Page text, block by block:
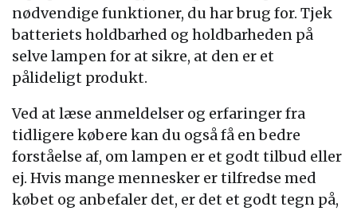
nødvendige funktioner, du har brug for. Tjek
batteriets holdbarhed og holdbarheden på
selve lampen for at sikre, at den er et
pålideligt produkt.
Ved at læse anmeldelser og erfaringer fra
tidligere købere kan du også få en bedre
forståelse af, om lampen er et godt tilbud eller
ej. Hvis mange mennesker er tilfredse med
købet og anbefaler det, er det et godt tegn på,